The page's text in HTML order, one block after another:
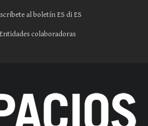
al boletín ES di ES
Entidades colaboradoras